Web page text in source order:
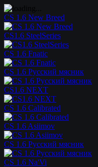
CS 1.6 New Breed
CS1.6 SteelSeries
CS 1.6 Fnatic
CS 1.6 Русский мясник
CS1.6 NEXT
CS 1.6 Calibrated
CS 1.6 Asiimov
CS 1.6 Русский мясник
CS 1.6 Na'Vi